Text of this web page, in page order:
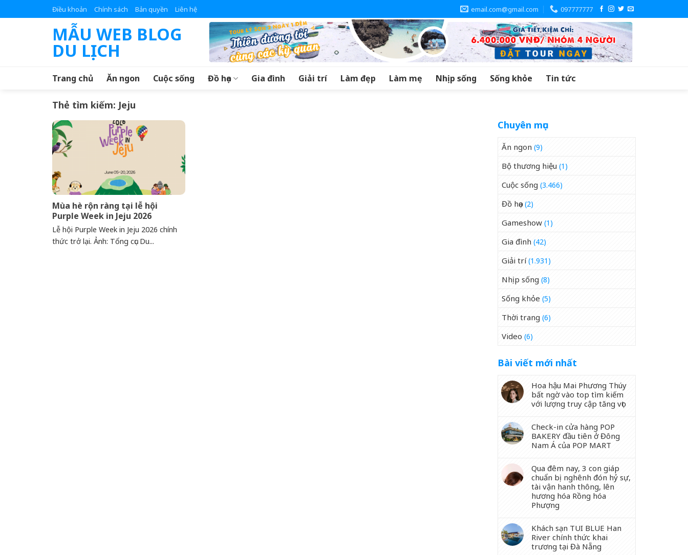
to
Điều khoản Chính sách Bản quyền Liên hệ email.com@gmail.com 097777777
MẪU WEB BLOG
DU LỊCH
Trang chủ Ăn ngon Cuộc sống Đồ họa Gia đình Giải trí Làm đẹp Làm mẹ Nhịp sống Sống khỏe Tin tức
Thẻ tìm kiếm: Jeju
Mùa hè rộn ràng tại lễ hội
Purple Week in Jeju 2026
Lễ hội Purple Week in Jeju 2026 chính
thức trở lại. Ảnh: Tổng cục Du...
Chuyên mục
Ăn ngon (9)
Bộ thương hiệu (1)
Cuộc sống (3.466)
Đồ họa(2)
Gameshow (1)
Gia đình (42)
Giải trí(1.931)
Nhịp sống (8)
Sống khỏe (5)
Thời trang (6)
Video (6)
Bài viết mới nhất
Hoa hậu Mai Phương Thúy
bất ngờ vào top tìm kiếm
với lượng truy cập tăng vọt
Check-in cửa hàng POP
BAKERY đầu tiên ở Đông
Nam Á của POP MART
Qua đêm nay, 3 con giáp
chuẩn bị nghênh đón hỷ sự,
tài vận hanh thông, lên
hương hóa Rồng hóa
Phượng
Khách sạn TUI BLUE Han
River chính thức khai
trương tại Đà Nẵng